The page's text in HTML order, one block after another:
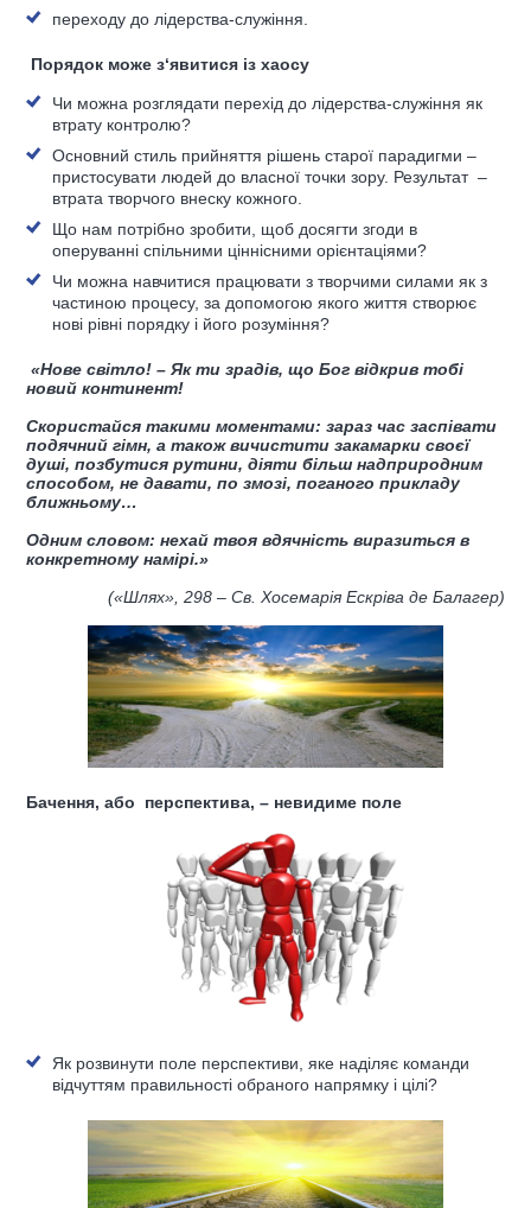
переходу до лідерства-служіння.
Порядок може з‘явитися із хаосу
Чи можна розглядати перехід до лідерства-служіння як
втрату контролю?
Основний стиль прийняття рішень старої парадигми –
пристосувати людей до власної точки зору. Результат –
втрата творчого внеску кожного.
Що нам потрібно зробити, щоб досягти згоди в
оперуванні спільними ціннісними орієнтаціями?
Чи можна навчитися працювати з творчими силами як з
частиною процесу, за допомогою якого життя створює
нові рівні порядку і його розуміння?
«Нове світло! – Як ти зрадів, що Бог відкрив тобі
новий континент!
Скористайся такими моментами: зараз час заспівати
подячний гімн, а також вичистити закамарки своєї
душі, позбутися рутини, діяти більш надприродним
способом, не давати, по змозі, поганого прикладу
ближньому…
Одним словом: нехай твоя вдячність виразиться в
конкретному намірі.»
(«Шлях», 298 – Св. Хосемарія Ескріва де Балагер)
Бачення, або перспектива, – невидиме поле
Як розвинути поле перспективи, яке наділяє команди
відчуттям правильності обраного напрямку і цілі?